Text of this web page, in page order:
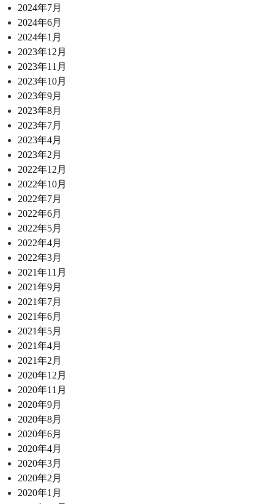
2024年7月
2024年6月
2024年1月
2023年12月
2023年11月
2023年10月
2023年9月
2023年8月
2023年7月
2023年4月
2023年2月
2022年12月
2022年10月
2022年7月
2022年6月
2022年5月
2022年4月
2022年3月
2021年11月
2021年9月
2021年7月
2021年6月
2021年5月
2021年4月
2021年2月
2020年12月
2020年11月
2020年9月
2020年8月
2020年6月
2020年4月
2020年3月
2020年2月
2020年1月